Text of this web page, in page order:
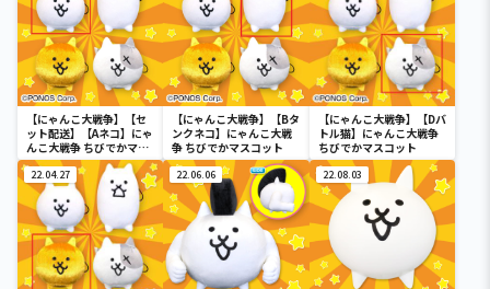
【にゃんこ大戦争】【セ
ット配送】【Aネコ】にゃ
んこ大戦争 ちびでかマス
コット
【にゃんこ大戦争】【Bタ
ンクネコ】にゃんこ大戦
争 ちびでかマスコット
【にゃんこ大戦争】【Dバ
トル猫】にゃんこ大戦争
ちびでかマスコット
22.04.27 22.06.06 22.08.03